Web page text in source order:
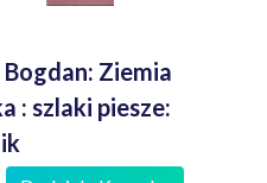
Ziemia
: szlaki piesze: